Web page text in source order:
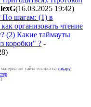
(16.03.2025 19:42)
По шагам: (1) в
организовать чтение
(2) Какие таймауты
коробки" ? -
)
сайта ссылка на caxapу